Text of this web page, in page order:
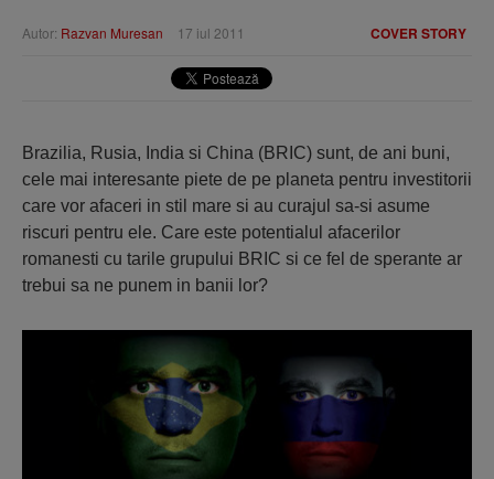
COVER STORY
Autor: Razvan Muresan 17 iul 2011
Brazilia, Rusia, India si China (BRIC) sunt, de ani buni,
cele mai interesante piete de pe planeta pentru investitorii
care vor afaceri in stil mare si au curajul sa-si asume
riscuri pentru ele. Care este potentialul afacerilor
romanesti cu tarile grupului BRIC si ce fel de sperante ar
trebui sa ne punem in banii lor?